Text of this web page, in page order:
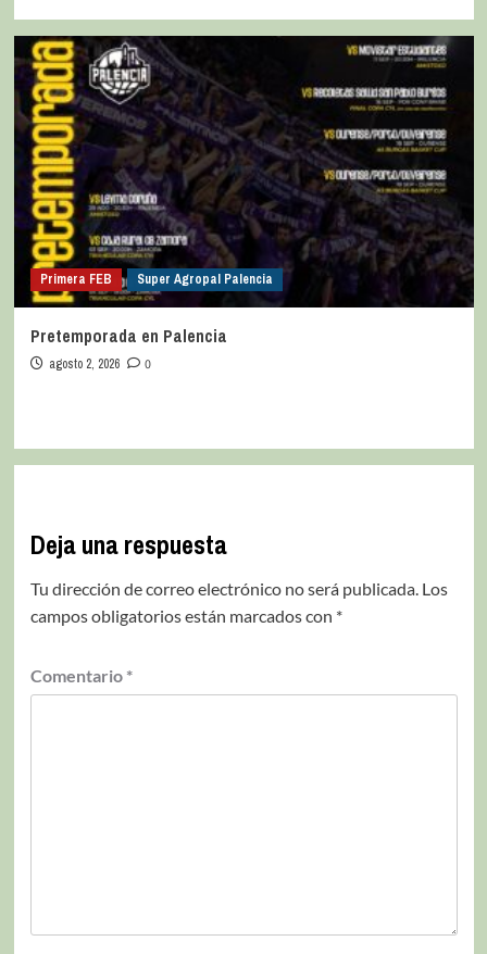
Primera FEB Super Agropal Palencia
Pretemporada en Palencia
agosto 2, 2026 0
Deja una respuesta
Tu dirección de correo electrónico no será publicada. Los
campos obligatorios están marcados con *
Comentario *